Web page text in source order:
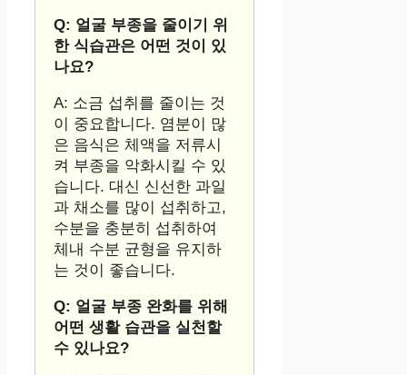
Q: 얼굴 부종을 줄이기 위
한 식습관은 어떤 것이 있
나요?
A: 소금 섭취를 줄이는 것
이 중요합니다. 염분이 많
은 음식은 체액을 저류시
켜 부종을 악화시킬 수 있
습니다. 대신 신선한 과일
과 채소를 많이 섭취하고,
수분을 충분히 섭취하여
체내 수분 균형을 유지하
는 것이 좋습니다.
Q: 얼굴 부종 완화를 위해
어떤 생활 습관을 실천할
수 있나요?